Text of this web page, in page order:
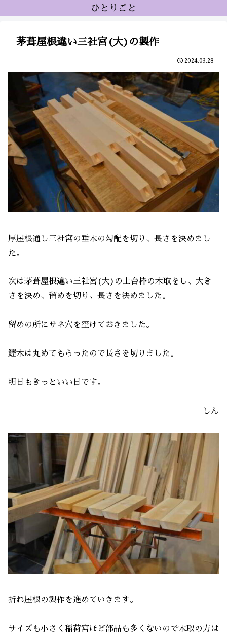
ひとりごと
茅葺屋根違い三社宮(大)の製作
2024.03.28
厚屋根通し三社宮の垂木の勾配を切り、長さを決めまし
た。
次は茅葺屋根違い三社宮(大)の土台枠の木取をし、大き
さを決め、留めを切り、長さを決めました。
留めの所にサネ穴を空けておきました。
鰹木は丸めてもらったので長さを切りました。
明日もきっといい日です。
しん
折れ屋根の製作を進めていきます。
サイズも小さく稲荷宮ほど部品も多くないので木取の方は